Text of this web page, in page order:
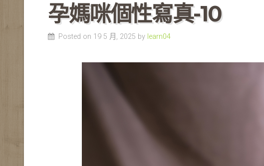
孕媽咪個性寫真-10
Posted on 19 5 月, 2025 by learn04